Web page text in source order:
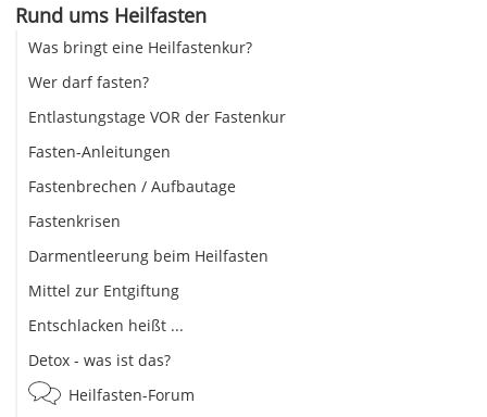
Rund ums Heilfasten
Was bringt eine Heilfastenkur?
Wer darf fasten?
Entlastungstage VOR der Fastenkur
Fasten-Anleitungen
Fastenbrechen / Aufbautage
Fastenkrisen
Darmentleerung beim Heilfasten
Mittel zur Entgiftung
Entschlacken heißt ...
Detox - was ist das?
Heilfasten-Forum